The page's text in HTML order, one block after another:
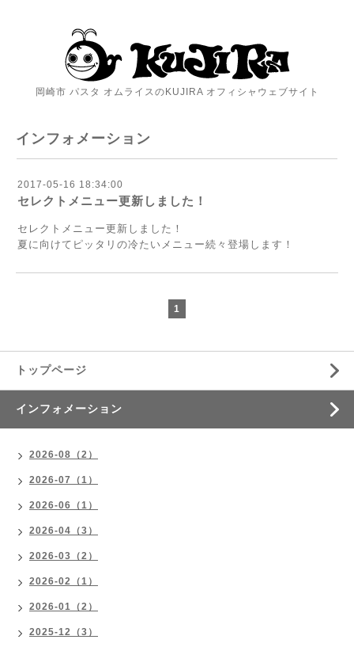
岡崎市 パスタ オムライスのKUJIRA オフィシャウェブサイト
インフォメーション
2017-05-16 18:34:00
セレクトメニュー更新しました！
セレクトメニュー更新しました！
夏に向けてピッタリの冷たいメニュー続々登場します！
1
トップページ
インフォメーション
2026-08（2）
2026-07（1）
2026-06（1）
2026-04（3）
2026-03（2）
2026-02（1）
2026-01（2）
2025-12（3）